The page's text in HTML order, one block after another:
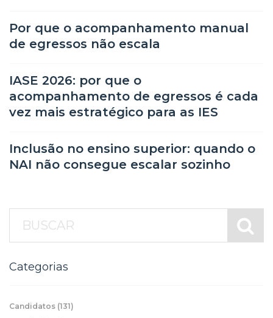
Por que o acompanhamento manual
de egressos não escala
IASE 2026: por que o
acompanhamento de egressos é cada
vez mais estratégico para as IES
Inclusão no ensino superior: quando o
NAI não consegue escalar sozinho
Categorias
Candidatos (131)